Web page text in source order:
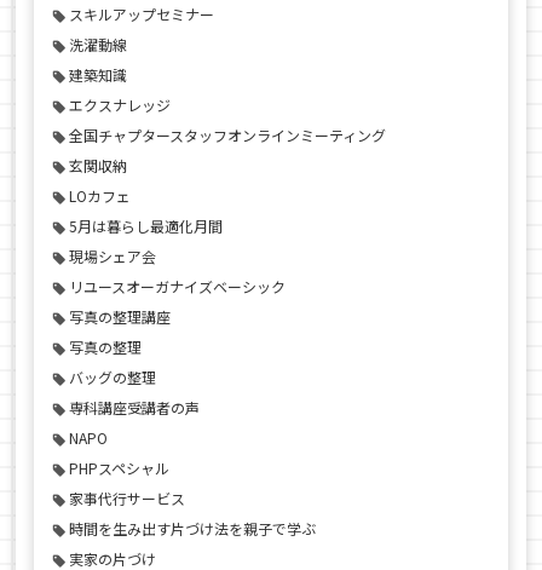
スキルアップセミナー
洗濯動線
建築知識
エクスナレッジ
全国チャプタースタッフオンラインミーティング
玄関収納
LOカフェ
5月は暮らし最適化月間
現場シェア会
リユースオーガナイズベーシック
写真の整理講座
写真の整理
バッグの整理
専科講座受講者の声
NAPO
PHPスペシャル
家事代行サービス
時間を生み出す片づけ法を親子で学ぶ
実家の片づけ